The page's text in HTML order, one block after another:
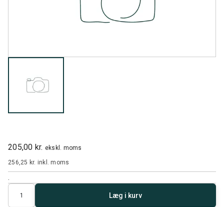
205,00 kr. ekskl. moms
256,25 kr. inkl. moms
Antal
Læg i kurv